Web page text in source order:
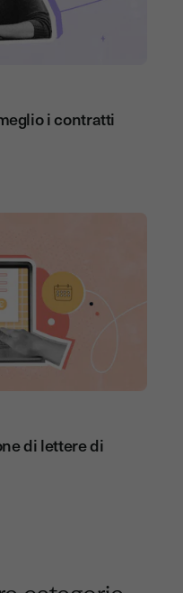
i contratti
di lettere di